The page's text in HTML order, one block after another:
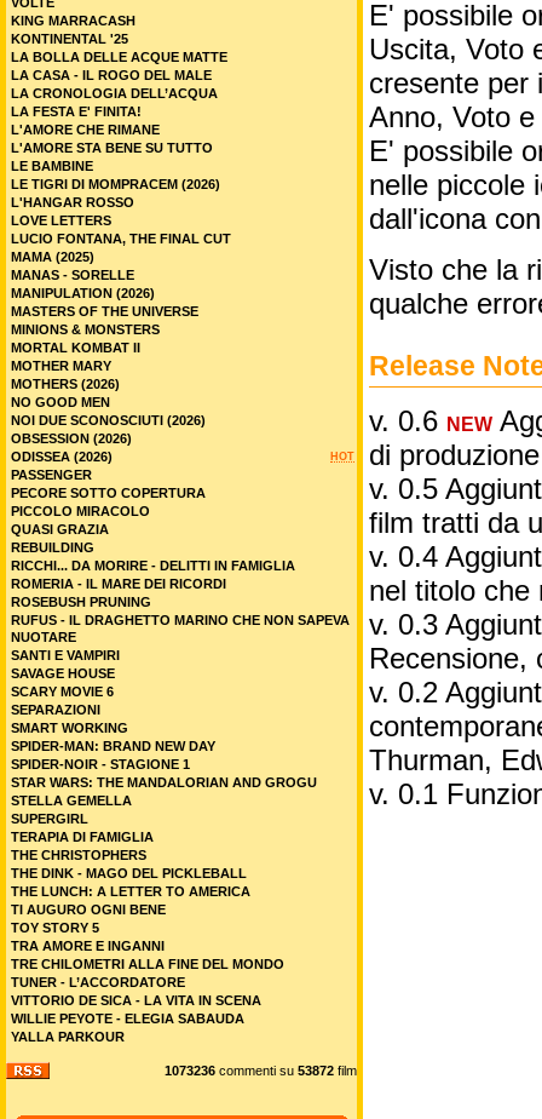
E' possibile
Uscita, Voto
cresente per
Anno, Voto
E' possibile
nelle piccole
dall'icona
Visto che la
qualche
Release
v. 0.6 NEW
di
v. 0.5
film tratti da
v. 0.4
nel titolo che
v. 0.3
Recensione,
v. 0.2
Thurman,
v. 0.1
KING MARRACASH
KONTINENTAL '25
LA BOLLA DELLE ACQUE MATTE
LA CASA - IL ROGO DEL MALE
LA CRONOLOGIA DELL’ACQUA
LA FESTA E' FINITA!
L'AMORE CHE RIMANE
L'AMORE STA BENE SU TUTTO
LE BAMBINE
LE TIGRI DI MOMPRACEM (2026)
L'HANGAR ROSSO
LOVE LETTERS
LUCIO FONTANA, THE FINAL CUT
MAMA (2025)
MANAS - SORELLE
MANIPULATION (2026)
MASTERS OF THE UNIVERSE
MINIONS & MONSTERS
MORTAL KOMBAT II
MOTHER MARY
MOTHERS (2026)
NO GOOD MEN
NOI DUE SCONOSCIUTI (2026)
OBSESSION (2026)
HOT
ODISSEA (2026)
PASSENGER
PECORE SOTTO COPERTURA
PICCOLO MIRACOLO
QUASI GRAZIA
REBUILDING
RICCHI... DA MORIRE - DELITTI IN FAMIGLIA
ROMERIA - IL MARE DEI RICORDI
ROSEBUSH PRUNING
RUFUS - IL DRAGHETTO MARINO CHE NON SAPEVA
NUOTARE
SANTI E VAMPIRI
SAVAGE HOUSE
SCARY MOVIE 6
SEPARAZIONI
SMART WORKING
SPIDER-MAN: BRAND NEW DAY
SPIDER-NOIR - STAGIONE 1
STAR WARS: THE MANDALORIAN AND GROGU
STELLA GEMELLA
SUPERGIRL
TERAPIA DI FAMIGLIA
THE CHRISTOPHERS
THE DINK - MAGO DEL PICKLEBALL
THE LUNCH: A LETTER TO AMERICA
TI AUGURO OGNI BENE
TOY STORY 5
TRA AMORE E INGANNI
TRE CHILOMETRI ALLA FINE DEL MONDO
TUNER - L’ACCORDATORE
VITTORIO DE SICA - LA VITA IN SCENA
WILLIE PEYOTE - ELEGIA SABAUDA
YALLA PARKOUR
1073236 commenti su 53872 film